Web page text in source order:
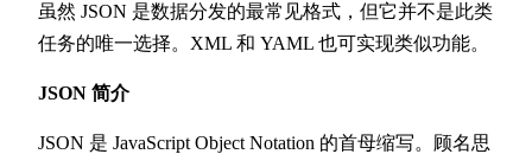
虽然 JSON 是数据分发的最常见格式，但它并不是此类
任务的唯一选择。XML 和 YAML 也可实现类似功能。
JSON 简介
JSON 是 JavaScript Object Notation 的首母缩写。顾名思